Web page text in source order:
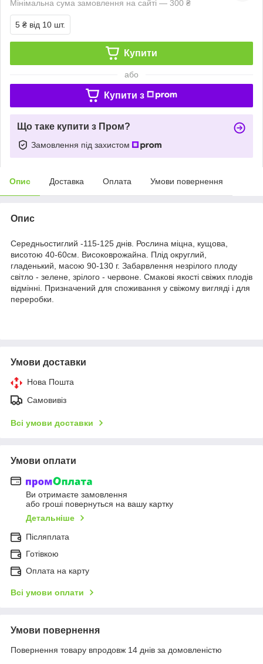
Мінімальна сума замовлення на сайті — 300 ₴
5 ₴ від 10 шт.
Купити
або
Купити з
Що таке купити з Пром?
Замовлення під захистом
Опис Доставка Оплата Умови повернення
Опис
Середньостиглий -115-125 днів. Рослина міцна, кущова,
висотою 40-60см. Високоврожайна. Плід округлий,
гладенький, масою 90-130 г. Забарвлення незрілого плоду
світло - зелене, зрілого - червоне. Смакові якості свіжих плодів
відмінні. Призначений для споживання у свіжому вигляді і для
переробки.
Умови доставки
Нова Пошта
Самовивіз
Всі умови доставки
Умови оплати
Ви отримаєте замовлення
або гроші повернуться на вашу картку
Детальніше
Післяплата
Готівкою
Оплата на карту
Всі умови оплати
Умови повернення
Повернення товару впродовж 14 днів за домовленістю